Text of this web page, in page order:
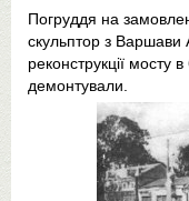
Погруддя на
скульптор з Варшави
реконструкції мосту
демонтували.